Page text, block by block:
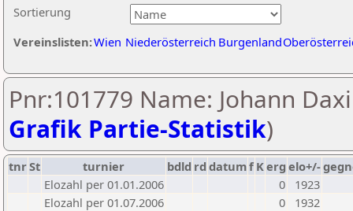
Sortierung
Vereinslisten:Wien Niederösterreich Burgenland
Pnr:101779 Name: Johann
Grafik Partie-Statistik)
tnrSt turnier bdld rd datumf Kerg elo+/-
Elozahl per 01.01.2006
0
1923
Elozahl per 01.07.2006
0
1932